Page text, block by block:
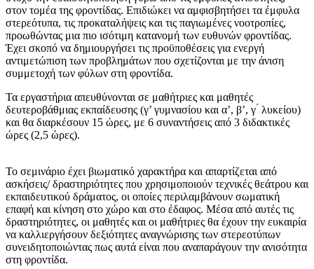
στον τομέα της φροντίδας. Επιδιώκει να αμφισβητήσει τα έμφυλα
στερεότυπα, τις προκαταλήψεις και τις παγιωμένες νοοτροπίες,
προωθώντας μια πιο ισότιμη κατανομή των ευθυνών φροντίδας.
Έχει σκοπό να δημιουργήσει τις προϋποθέσεις για ενεργή
αντιμετώπιση των προβλημάτων που σχετίζονται με την άνιση
συμμετοχή των φύλων στη φροντίδα.
Τα εργαστήρια απευθύνονται σε μαθήτριες και μαθητές
δευτεροβάθμιας εκπαίδευσης (γ’ γυμνασίου και α’, β’, γ ́ λυκείου)
και θα διαρκέσουν 15 ώρες, με 6 συναντήσεις από 3 διδακτικές
ώρες (2,5 ώρες).
Το σεμινάριο έχει βιωματικό χαρακτήρα και απαρτίζεται από
ασκήσεις/ δραστηριότητες που χρησιμοποιούν τεχνικές θεάτρου και
εκπαιδευτικού δράματος, οι οποίες περιλαμβάνουν σωματική
επαφή και κίνηση στο χώρο και στο έδαφος. Μέσα από αυτές τις
δραστηριότητες, οι μαθητές και οι μαθήτριες θα έχουν την ευκαιρία
να καλλιεργήσουν δεξιότητες αναγνώρισης των στερεοτύπων
συνειδητοποιώντας πως αυτά είναι που αναπαράγουν την ανισότητα
στη φροντίδα.